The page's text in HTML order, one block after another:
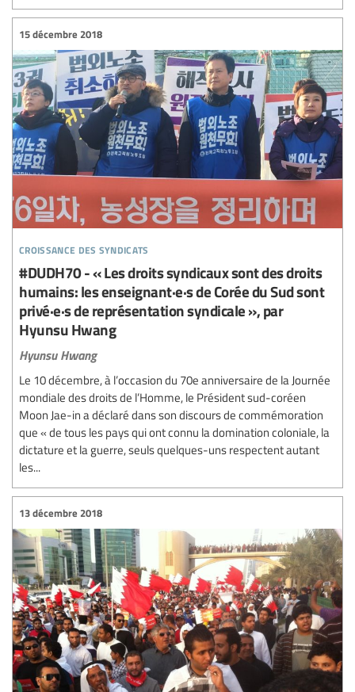
croissance des syndicats
15 décembre 2018
#DUDH70 - « Les droits syndicaux sont des droits
humains: les enseignant·e·s de Corée du Sud sont
privé·e·s de représentation syndicale », par
Hyunsu Hwang
Hyunsu Hwang
Le 10 décembre, à l’occasion du 70e anniversaire de la Journée
mondiale des droits de l’Homme, le Président sud-coréen
Moon Jae-in a déclaré dans son discours de commémoration
que « de tous les pays qui ont connu la domination coloniale, la
dictature et la guerre, seuls quelques-uns respectent autant
les...
13 décembre 2018